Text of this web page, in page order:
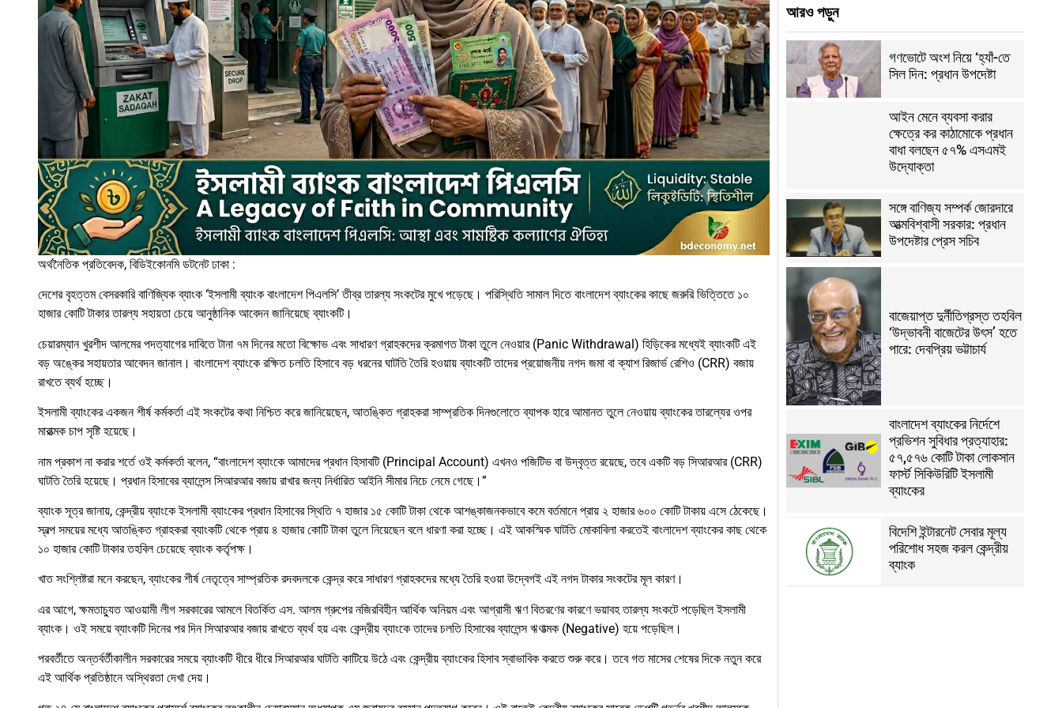
অর্থনৈতিক প্রতিবেদক, বিডিইকোনমি ডটনেট ঢাকা :
দেশের বৃহত্তম বেসরকারি বাণিজ্যিক ব্যাংক ‘ইসলামী ব্যাংক বাংলাদেশ পিএলসি’ তীব্র তারল্য সংকটের মুখে পড়েছে। পরিস্থিতি সামাল দিতে বাংলাদেশ ব্যাংকের কাছে জরুরি ভিত্তিতে ১০
হাজার কোটি টাকার তারল্য সহায়তা চেয়ে আনুষ্ঠানিক আবেদন জানিয়েছে ব্যাংকটি।
চেয়ারম্যান খুরশীদ আলমের পদত্যাগের দাবিতে টানা ৭ম দিনের মতো বিক্ষোভ এবং সাধারণ গ্রাহকদের ক্রমাগত টাকা তুলে নেওয়ার (Panic Withdrawal) হিড়িকের মধ্যেই ব্যাংকটি এই
বড় অঙ্কের সহায়তার আবেদন জানাল। বাংলাদেশ ব্যাংকে রক্ষিত চলতি হিসাবে বড় ধরনের ঘাটতি তৈরি হওয়ায় ব্যাংকটি তাদের প্রয়োজনীয় নগদ জমা বা ক্যাশ রিজার্ভ রেশিও (CRR) বজায়
রাখতে ব্যর্থ হচ্ছে।
ইসলামী ব্যাংকের একজন শীর্ষ কর্মকর্তা এই সংকটের কথা নিশ্চিত করে জানিয়েছেন, আতঙ্কিত গ্রাহকরা সাম্প্রতিক দিনগুলোতে ব্যাপক হারে আমানত তুলে নেওয়ায় ব্যাংকের তারল্যের ওপর
মারাত্মক চাপ সৃষ্টি হয়েছে।
নাম প্রকাশ না করার শর্তে ওই কর্মকর্তা বলেন, “বাংলাদেশ ব্যাংকে আমাদের প্রধান হিসাবটি (Principal Account) এখনও পজিটিভ বা উদ্বৃত্ত রয়েছে, তবে একটি বড় সিআরআর (CRR)
ঘাটতি তৈরি হয়েছে। প্রধান হিসাবের ব্যালেন্স সিআরআর বজায় রাখার জন্য নির্ধারিত আইনি সীমার নিচে নেমে গেছে।”
ব্যাংক সূত্র জানায়, কেন্দ্রীয় ব্যাংকে ইসলামী ব্যাংকের প্রধান হিসাবের স্থিতি ৭ হাজার ১৫ কোটি টাকা থেকে আশঙ্কাজনকভাবে কমে বর্তমানে প্রায় ২ হাজার ৬০০ কোটি টাকায় এসে ঠেকেছে।
স্বল্প সময়ের মধ্যে আতঙ্কিত গ্রাহকরা ব্যাংকটি থেকে প্রায় ৪ হাজার কোটি টাকা তুলে নিয়েছেন বলে ধারণা করা হচ্ছে। এই আকস্মিক ঘাটতি মোকাবিলা করতেই বাংলাদেশ ব্যাংকের কাছ থেকে
১০ হাজার কোটি টাকার তহবিল চেয়েছে ব্যাংক কর্তৃপক্ষ।
খাত সংশ্লিষ্টরা মনে করছেন, ব্যাংকের শীর্ষ নেতৃত্বে সাম্প্রতিক রদবদলকে কেন্দ্র করে সাধারণ গ্রাহকদের মধ্যে তৈরি হওয়া উদ্বেগই এই নগদ টাকার সংকটের মূল কারণ।
এর আগে, ক্ষমতাচ্যুত আওয়ামী লীগ সরকারের আমলে বিতর্কিত এস. আলম গ্রুপের নজিরবিহীন আর্থিক অনিয়ম এবং আগ্রাসী ঋণ বিতরণের কারণে ভয়াবহ তারল্য সংকটে পড়েছিল ইসলামী
ব্যাংক। ওই সময়ে ব্যাংকটি দিনের পর দিন সিআরআর বজায় রাখতে ব্যর্থ হয় এবং কেন্দ্রীয় ব্যাংকে তাদের চলতি হিসাবের ব্যালেন্স ঋণাত্মক (Negative) হয়ে পড়েছিল।
পরবর্তীতে অন্তর্বর্তীকালীন সরকারের সময়ে ব্যাংকটি ধীরে ধীরে সিআরআর ঘাটতি কাটিয়ে উঠে এবং কেন্দ্রীয় ব্যাংকের হিসাব স্বাভাবিক করতে শুরু করে। তবে গত মাসের শেষের দিকে নতুন করে
এই আর্থিক প্রতিষ্ঠানে অস্থিরতা দেখা দেয়।
আরও পড়ুন
গণভোটে অংশ নিয়ে ‘হ্যাঁ-তে
সিল দিন: প্রধান উপদেষ্টা
আইন মেনে ব্যবসা করার
ক্ষেত্রে কর কাঠামোকে প্রধান
বাধা বলছেন ৫৭% এসএমই
উদ্যোক্তা
সঙ্গে বাণিজ্য সম্পর্ক জোরদারে
আত্মবিশ্বাসী সরকার: প্রধান
উপদেষ্টার প্রেস সচিব
বাজেয়াপ্ত দুর্নীতিগ্রস্ত তহবিল
‘উদ্ভাবনী বাজেটের উৎস’ হতে
পারে: দেবপ্রিয় ভট্টাচার্য
বাংলাদেশ ব্যাংকের নির্দেশে
প্রভিশন সুবিধার প্রত্যাহার:
৫৭,৫৭৬ কোটি টাকা লোকসান
ফার্স্ট সিকিউরিটি ইসলামী
ব্যাংকের
বিদেশি ইন্টারনেট সেবার মূল্য
পরিশোধ সহজ করল কেন্দ্রীয়
ব্যাংক